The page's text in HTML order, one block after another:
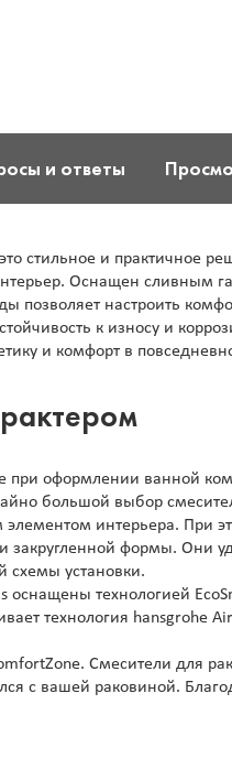
и ответы
стильное и практичное
Оснащен сливным
позволяет настроить
к износу и
и комфорт в
оформлении ванной
большой выбор
интерьера. При
закругленной формы. Они
схемы установки.
технологией
технология hansgrohe
Смесители для
с вашей раковиной.